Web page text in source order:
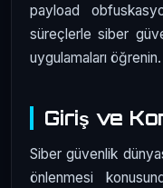
payload
süreçlerle siber
uygulamaları öğrenin.
Giriş ve
Siber güvenlik
önlenmesi